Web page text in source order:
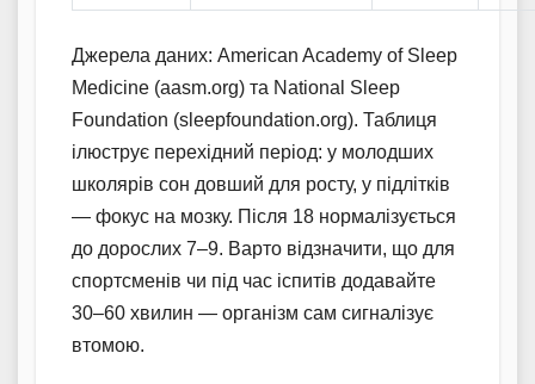
Джерела даних: American Academy of Sleep
Medicine (aasm.org) та National Sleep
Foundation (sleepfoundation.org). Таблиця
ілюструє перехідний період: у молодших
школярів сон довший для росту, у підлітків
— фокус на мозку. Після 18 нормалізується
до дорослих 7–9. Варто відзначити, що для
спортсменів чи під час іспитів додавайте
30–60 хвилин — організм сам сигналізує
втомою.